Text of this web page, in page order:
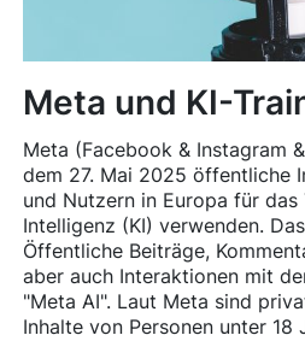
Meta und KI-
Meta (Facebook & Instagram
dem 27. Mai 2025 öffentliche
und Nutzern in Europa für das
Intelligenz (KI) verwenden.
Öffentliche Beiträge,
aber auch Interaktionen mit
"Meta AI". Laut Meta sind
Inhalte von Personen unter